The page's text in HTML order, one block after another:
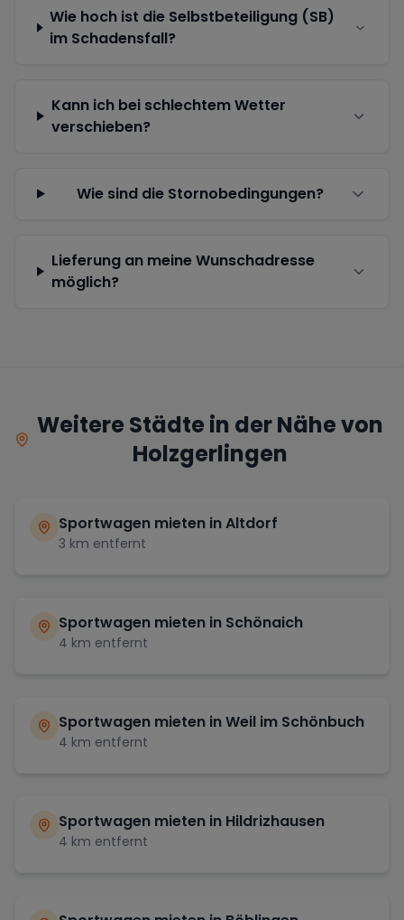
Wie hoch ist die Selbstbeteiligung (SB)
im Schadensfall?
Kann ich bei schlechtem Wetter
verschieben?
Wie sind die Stornobedingungen?
Lieferung an meine Wunschadresse
möglich?
Weitere Städte in der Nähe von
Holzgerlingen
Sportwagen mieten inAltdorf
3 km entfernt
Sportwagen mieten in Schönaich
4 km entfernt
Sportwagen mieten inWeil im Schönbuch
4 km entfernt
Sportwagen mieten in Hildrizhausen
4 km entfernt